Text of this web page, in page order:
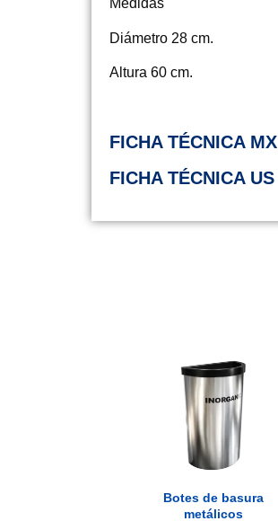
Medidas
Diámetro 28 cm.
Altura 60 cm.
FICHA TÉCNICA MX
FICHA TÉCNICA US
Botes de basura
metálicos